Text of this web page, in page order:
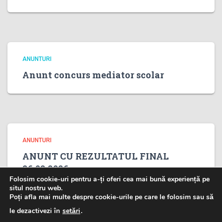
ANUNTURI
Anunt concurs mediator scolar
ANUNTURI
ANUNT CU REZULTATUL FINAL
26.02.2026
Folosim cookie-uri pentru a-ți oferi cea mai bună experiență pe
situl nostru web.
Poți afla mai multe despre cookie-urile pe care le folosim sau să
le dezactivezi în setări.